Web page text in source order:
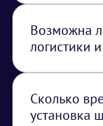
стоимость
из Москвы.
Возможна
логистики
Сколько
установка